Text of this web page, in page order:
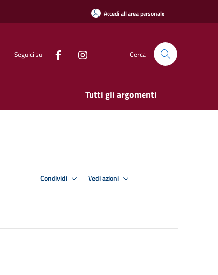
Accedi all'area personale
Seguici su Cerca
Tutti gli argomenti
Condividi Vedi azioni